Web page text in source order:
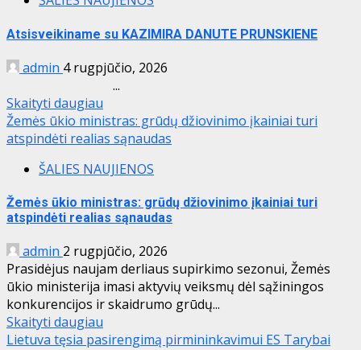
Atsisveikiname su KAZIMIRA DANUTE PRUNSKIENE
admin 4 rugpjūčio, 2026
...
Skaityti daugiau
Žemės ūkio ministras: grūdų džiovinimo įkainiai turi
atspindėti realias sąnaudas
ŠALIES NAUJIENOS
Žemės ūkio ministras: grūdų džiovinimo įkainiai turi
atspindėti realias sąnaudas
admin 2 rugpjūčio, 2026
Prasidėjus naujam derliaus supirkimo sezonui, Žemės
ūkio ministerija imasi aktyvių veiksmų dėl sąžiningos
konkurencijos ir skaidrumo grūdų...
Skaityti daugiau
Lietuva tęsia pasirengimą pirmininkavimui ES Tarybai